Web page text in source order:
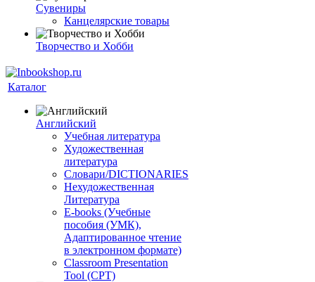
Сувениры
Канцелярские товары
Творчество и Хобби
Каталог
Английский
Учебная литература
Художественная
литература
Словари/DICTIONARIES
Нехудожественная
Литература
E-books (Учебные
пособия (УМК),
Адаптированное чтение
в электронном формате)
Classroom Presentation
Tool (CPT)